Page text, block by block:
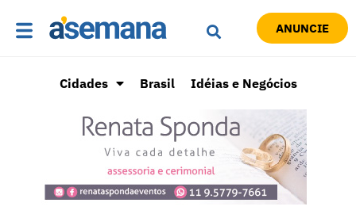
ANUNCIE
Cidades Brasil Idéias e Negócios